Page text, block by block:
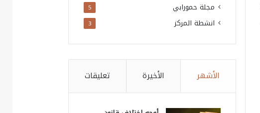
مجلة حمورابي 5
انشطة المركز 3
الأشهر الأخيرة تعليقات